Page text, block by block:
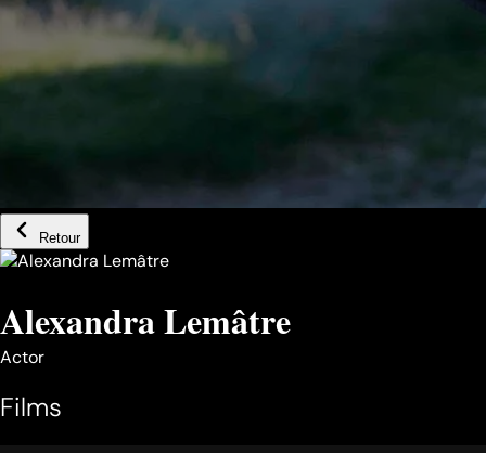
Retour
Alexandra Lemâtre
Actor
Films